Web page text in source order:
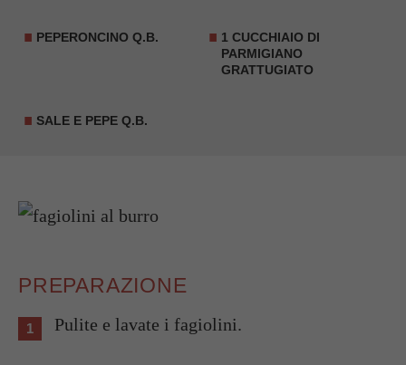
PEPERONCINO Q.B.
1 CUCCHIAIO DI
PARMIGIANO
GRATTUGIATO
SALE E PEPE Q.B.
PREPARAZIONE
Pulite e lavate i fagiolini.